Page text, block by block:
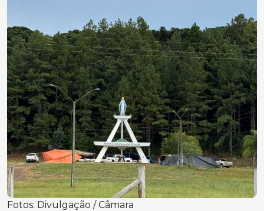
Fotos: Divulgação / Câmara